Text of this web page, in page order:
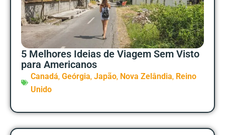
5 Melhores Ideias de Viagem Sem Visto
para Americanos
Canadá, Geórgia, Japão, Nova Zelândia, Reino
Unido